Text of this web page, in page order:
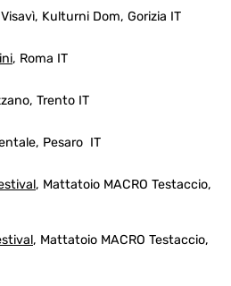
Kulturni Dom, Gorizia IT
, Roma IT
Trento IT
Pesaro IT
, Mattatoio MACRO Testaccio,
, Mattatoio MACRO Testaccio,